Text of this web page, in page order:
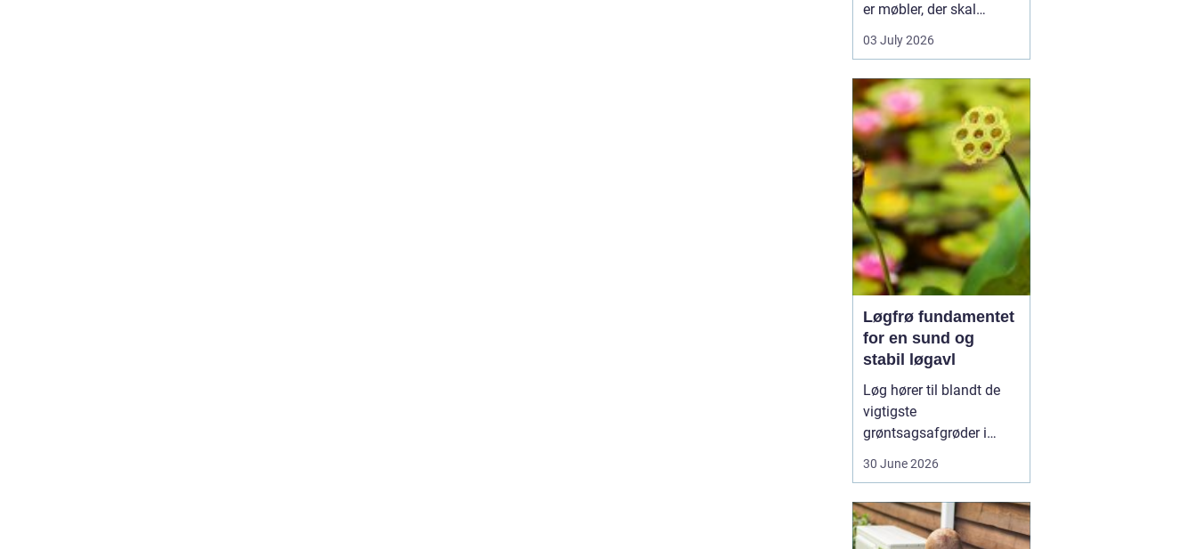
er møbler, der skal
bæres, kasser der skal
pakkes, og ofte en stram
Mange i Nordsjælland
vælger derfor at bruge et
professionelt flyttefirma,
som kan tage sig af det
tunge arbej...
03 July 2026
Løgfrø fundamentet
for en sund og
stabil løgavl
Løg hører til blandt de
vigtigste
grøntsagsafgrøder i
ensartet løg ligger et
veludvikletLøgfrø, som
30 June 2026